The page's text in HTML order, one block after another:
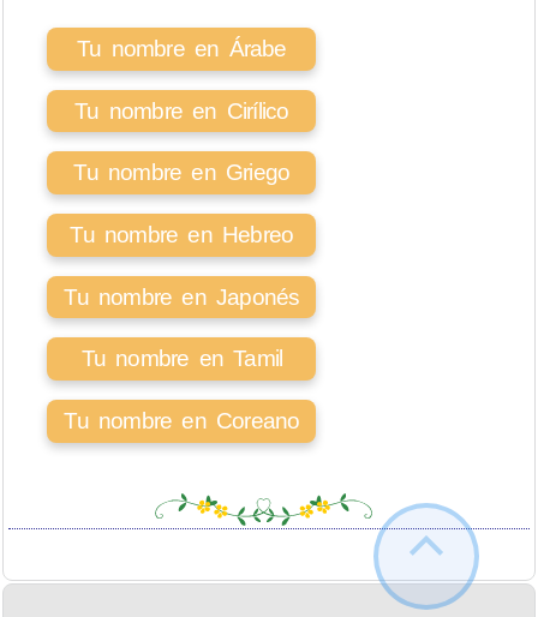
Tu nombre en Árabe
Tu nombre en Cirílico
Tu nombre en Griego
Tu nombre en Hebreo
Tu nombre en Japonés
Tu nombre en Tamil
Tu nombre en Coreano